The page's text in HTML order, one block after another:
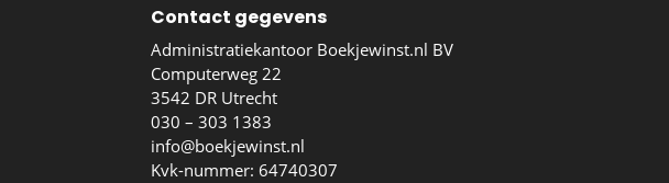
Contact gegevens
Administratiekantoor Boekjewinst.nl BV
Computerweg 22
3542 DR Utrecht
030 – 303 1383
info@boekjewinst.nl
Kvk-nummer: 64740307